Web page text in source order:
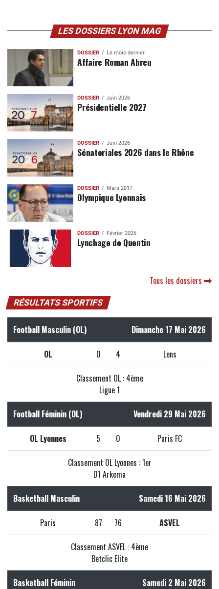
LES DOSSIERS LYON MAG
DOSSIER Le mois dernier
Affaire Roman Abreu
DOSSIER Juin 2026
Présidentielle 2027
DOSSIER Juin 2026
Sénatoriales 2026 dans le Rhône
DOSSIER Mars 2017
Olympique Lyonnais
DOSSIER Février 2026
Lynchage de Quentin
Tous les dossiers
RÉSULTATS SPORTIFS
Football Masculin (OL) Dimanche 17 Mai 2026
OL 0 4 Lens
Classement OL : 4ème
Ligue 1
Football Féminin (OL) Vendredi 29 Mai 2026
OL Lyonnes 5 0 Paris FC
Classement OL Lyonnes : 1er
D1 Arkema
Basketball Masculin Samedi 16 Mai 2026
Paris 87 76 ASVEL
Classement ASVEL : 4ème
Betclic Elite
Basketball Féminin Samedi 2 Mai 2026